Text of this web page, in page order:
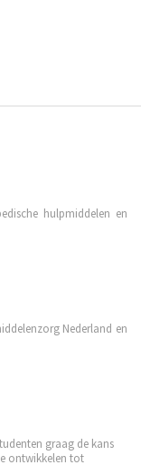
hulpmiddelen en
Nederland en
graag de kans
ontwikkelen tot